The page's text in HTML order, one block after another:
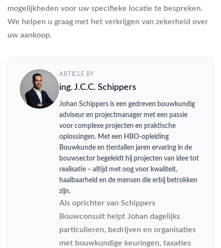
mogelijkheden voor uw specifieke locatie te bespreken.
We helpen u graag met het verkrijgen van zekerheid over
uw aankoop.
ARTICLE BY
ing. J.C.C. Schippers
Johan Schippers is een gedreven bouwkundig
adviseur en projectmanager met een passie
voor complexe projecten en praktische
oplossingen. Met een HBO-opleiding
Bouwkunde en tientallen jaren ervaring in de
bouwsector begeleidt hij projecten van idee tot
realisatie – altijd met oog voor kwaliteit,
haalbaarheid en de mensen die erbij betrokken
zijn.
Als oprichter van Schippers
Bouwconsult helpt Johan dagelijks
particulieren, bedrijven en organisaties
met bouwkundige keuringen, taxaties